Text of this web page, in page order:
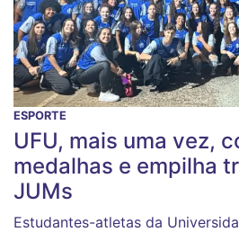
ESPORTE
UFU, mais uma vez,
medalhas e empilha
JUMs
Estudantes-atletas da